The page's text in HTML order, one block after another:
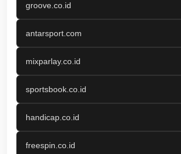
groove.co.id
antarsport.com
mixparlay.co.id
sportsbook.co.id
handicap.co.id
freespin.co.id